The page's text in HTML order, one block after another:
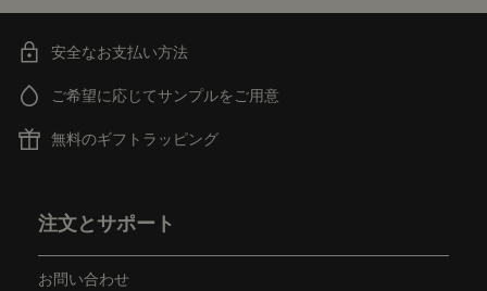
安全なお支払い方法
ご希望に応じてサンプルをご用意
無料のギフトラッピング
注文とサポート
お問い合わせ